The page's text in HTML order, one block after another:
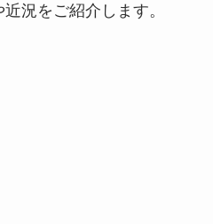
況をご紹介します。